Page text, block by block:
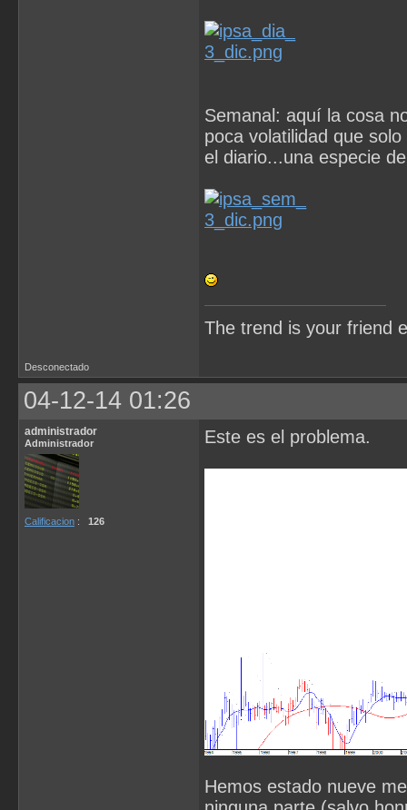
Semanal: aquí la cosa
poca volatilidad que
el diario...una especie
The trend is your friend
Desconectado
04-12-14 01:26
administrador
Administrador
Calificacion : 126
Este es el problema.
Hemos estado nueve